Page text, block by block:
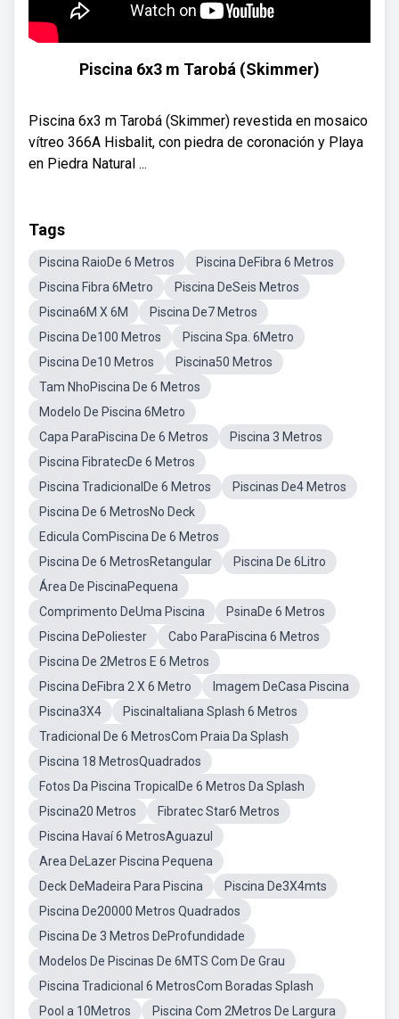
Piscina 6x3 m Tarobá (Skimmer)
Piscina 6x3 m Tarobá (Skimmer) revestida en mosaico
vítreo 366A Hisbalit, con piedra de coronación y Playa
en Piedra Natural ...
Tags
Piscina RaioDe 6 Metros
Piscina DeFibra 6 Metros
Piscina Fibra 6Metro
Piscina DeSeis Metros
Piscina6M X 6M
Piscina De7 Metros
Piscina De100 Metros
Piscina Spa. 6Metro
Piscina De10 Metros
Piscina50 Metros
Tam NhoPiscina De 6 Metros
Modelo De Piscina 6Metro
Capa ParaPiscina De 6 Metros
Piscina 3 Metros
Piscina FibratecDe 6 Metros
Piscina TradicionalDe 6 Metros
Piscinas De4 Metros
Piscina De 6 MetrosNo Deck
Edicula ComPiscina De 6 Metros
Piscina De 6 MetrosRetangular
Piscina De 6Litro
Área De PiscinaPequena
Comprimento DeUma Piscina
PsinaDe 6 Metros
Piscina DePoliester
Cabo ParaPiscina 6 Metros
Piscina De 2Metros E 6 Metros
Piscina DeFibra 2 X 6 Metro
Imagem DeCasa Piscina
Piscina3X4
PiscinaItaliana Splash 6 Metros
Tradicional De 6 MetrosCom Praia Da Splash
Piscina 18 MetrosQuadrados
Fotos Da Piscina TropicalDe 6 Metros Da Splash
Piscina20 Metros
Fibratec Star6 Metros
Piscina Havaí 6 MetrosAguazul
Area DeLazer Piscina Pequena
Deck DeMadeira Para Piscina
Piscina De3X4mts
Piscina De20000 Metros Quadrados
Piscina De 3 Metros DeProfundidade
Modelos De Piscinas De 6MTS Com De Grau
Piscina Tradicional 6 MetrosCom Boradas Splash
Pool a 10Metros
Piscina Com 2Metros De Largura